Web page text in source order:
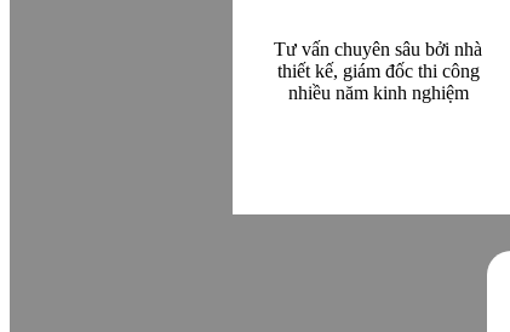
Tư vấn chuyên sâu bởi nhà
thiết kế, giám đốc thi công
nhiều năm kinh nghiệm